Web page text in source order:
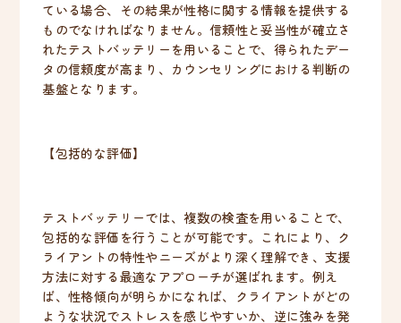
ている場合、その結果が性格に関する情報を提供する
ものでなければなりません。信頼性と妥当性が確立さ
れたテストバッテリーを用いることで、得られたデー
タの信頼度が高まり、カウンセリングにおける判断の
基盤となります。
【包括的な評価】
テストバッテリーでは、複数の検査を用いることで、
包括的な評価を行うことが可能です。これにより、ク
ライアントの特性やニーズがより深く理解でき、支援
方法に対する最適なアプローチが選ばれます。例え
ば、性格傾向が明らかになれば、クライアントがどの
ような状況でストレスを感じやすいか、逆に強みを発